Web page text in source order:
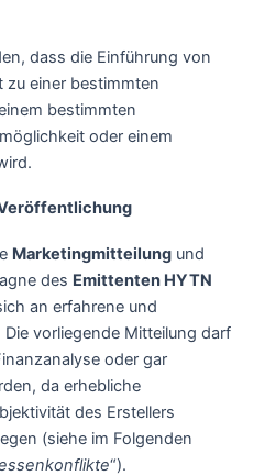
dass die Einführung von
zu einer bestimmten
bestimmten
oder einem
Marketingmitteilung und
des Emittenten HYTN
an erfahrene und
vorliegende Mitteilung darf
oder gar
da erhebliche
des Erstellers
(siehe im Folgenden
“).